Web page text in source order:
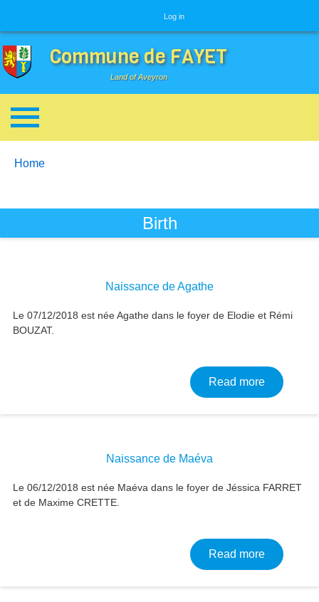
Log in
Commune de FAYET
Land of Aveyron
Breadcrumbs
You are here:
Home
Birth
Naissance de Agathe
Le 07/12/2018 est née Agathe dans le foyer de Elodie et Rémi
BOUZAT.
Read moreabout
Naissance de Maéva
Le 06/12/2018 est née Maéva dans le foyer de Jéssica FARRET
et de Maxime CRETTE.
Read moreabout